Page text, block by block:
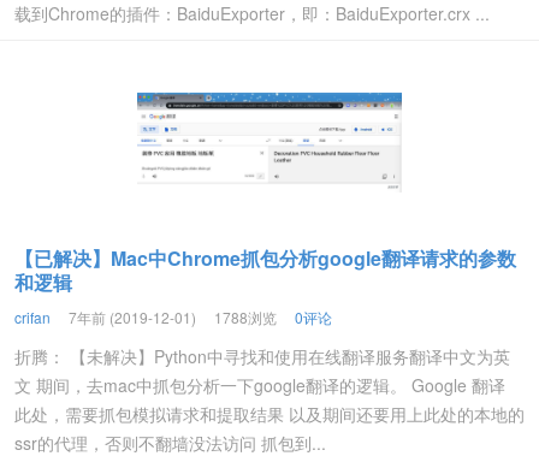
载到Chrome的插件：BaiduExporter，即：BaiduExporter.crx ...
【已解决】Mac中Chrome抓包分析google翻译请求的参数
和逻辑
crifan 7年前 (2019-12-01) 1788浏览 0评论
折腾： 【未解决】Python中寻找和使用在线翻译服务翻译中文为英
文 期间，去mac中抓包分析一下google翻译的逻辑。 Google 翻译
此处，需要抓包模拟请求和提取结果 以及期间还要用上此处的本地的
ssr的代理，否则不翻墙没法访问 抓包到...